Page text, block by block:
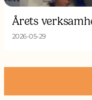
Årets
2026-05-29